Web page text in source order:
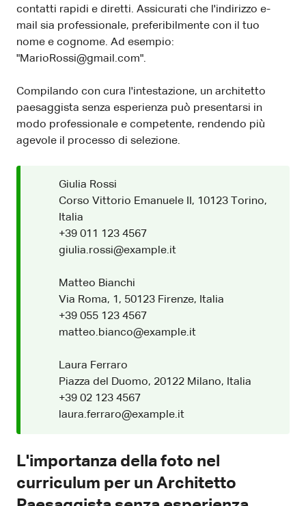
contatti rapidi e diretti. Assicurati che l'indirizzo e-
mail sia professionale, preferibilmente con il tuo
nome e cognome. Ad esempio:
"MarioRossi@gmail.com".
Compilando con cura l'intestazione, un architetto
paesaggista senza esperienza può presentarsi in
modo professionale e competente, rendendo più
agevole il processo di selezione.
Giulia Rossi
Corso Vittorio Emanuele II, 10123 Torino,
Italia
+39 011 123 4567
giulia.rossi@example.it
Matteo Bianchi
Via Roma, 1, 50123 Firenze, Italia
+39 055 123 4567
matteo.bianco@example.it
Laura Ferraro
Piazza del Duomo, 20122 Milano, Italia
+39 02 123 4567
laura.ferraro@example.it
L'importanza della foto nel
curriculum per un Architetto